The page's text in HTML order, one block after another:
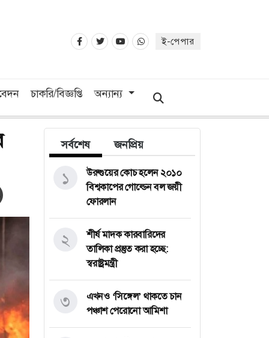
ই-পেপার
চাকরি/বিজ্ঞপ্তি অন্যান্য
সর্বশেষ জনপ্রিয়
উরুগুয়ের কোচ হলেন ২০১০
বিশ্বকাপের গোল্ডেন বল জয়ী
ফোরলান
১
শীর্ষ মাদক কারবারিদের
তালিকা প্রস্তুত করা হচ্ছে:
স্বরাষ্ট্রমন্ত্রী
২
এখনও ‘সিঙ্গেল’ থাকতে চান
পঞ্চাশ পেরোনো আমিশা
৩